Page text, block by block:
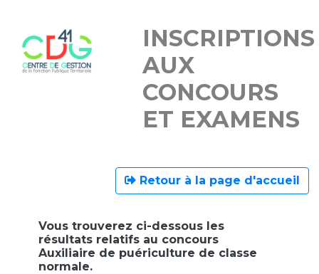
INSCRIPTIONS
AUX
CONCOURS
ET EXAMENS
Retour à la page d'accueil
Vous trouverez ci-dessous les
résultats relatifs au concours
Auxiliaire de puériculture de classe
normale.